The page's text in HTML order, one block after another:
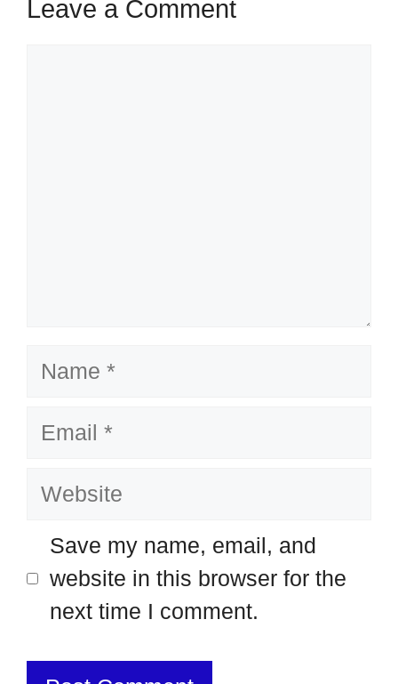
Leave a Comment
Name
Email
Website
Save my name, email, and
website in this browser for the
next time I comment.